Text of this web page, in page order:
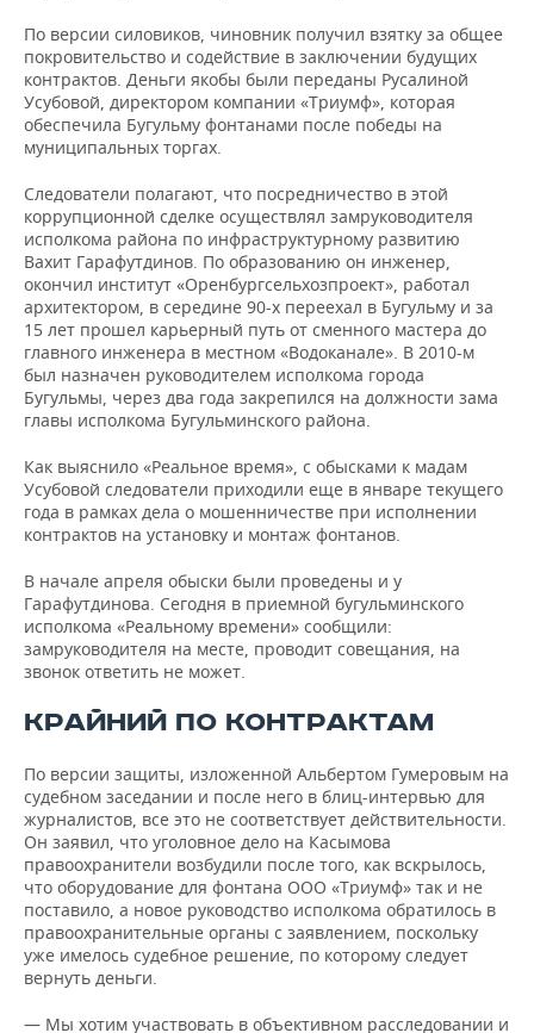
По версии силовиков, чиновник получил взятку за общее
покровительство и содействие в заключении будущих
контрактов. Деньги якобы были переданы Русалиной
Усубовой, директором компании «Триумф», которая
обеспечила Бугульму фонтанами после победы на
муниципальных торгах.
Следователи полагают, что посредничество в этой
коррупционной сделке осуществлял замруководителя
исполкома района по инфраструктурному развитию
Вахит Гарафутдинов. По образованию он инженер,
окончил институт «Оренбургсельхозпроект», работал
архитектором, в середине 90-х переехал в Бугульму и за
15 лет прошел карьерный путь от сменного мастера до
главного инженера в местном «Водоканале». В 2010-м
был назначен руководителем исполкома города
Бугульмы, через два года закрепился на должности зама
главы исполкома Бугульминского района.
Как выяснило «Реальное время», с обысками к мадам
Усубовой следователи приходили еще в январе текущего
года в рамках дела о мошенничестве при исполнении
контрактов на установку и монтаж фонтанов.
В начале апреля обыски были проведены и у
Гарафутдинова. Сегодня в приемной бугульминского
исполкома «Реальному времени» сообщили:
замруководителя на месте, проводит совещания, на
звонок ответить не может.
КРАЙНИЙ ПО КОНТРАКТАМ
По версии защиты, изложенной Альбертом Гумеровым на
судебном заседании и после него в блиц-интервью для
журналистов, все это не соответствует действительности.
Он заявил, что уголовное дело на Касымова
правоохранители возбудили после того, как вскрылось,
что оборудование для фонтана ООО «Триумф» так и не
поставило, а новое руководство исполкома обратилось в
правоохранительные органы с заявлением, поскольку
уже имелось судебное решение, по которому следует
вернуть деньги.
— Мы хотим участвовать в объективном расследовании и